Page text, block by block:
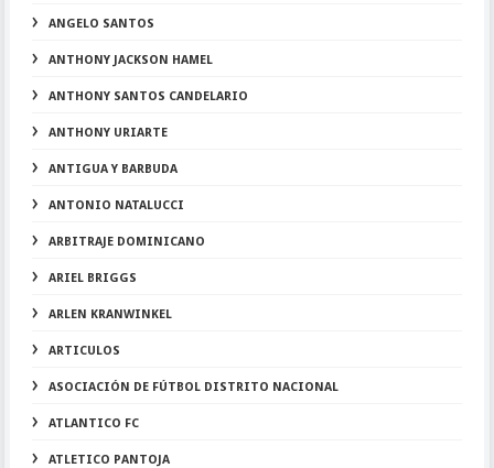
ANGELO SANTOS
ANTHONY JACKSON HAMEL
ANTHONY SANTOS CANDELARIO
ANTHONY URIARTE
ANTIGUA Y BARBUDA
ANTONIO NATALUCCI
ARBITRAJE DOMINICANO
ARIEL BRIGGS
ARLEN KRANWINKEL
ARTICULOS
ASOCIACIÓN DE FÚTBOL DISTRITO NACIONAL
ATLANTICO FC
ATLETICO PANTOJA